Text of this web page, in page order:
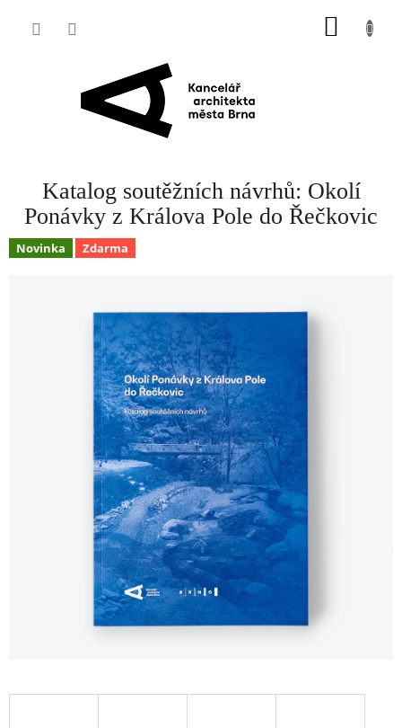
Katalog soutěžních návrhů: Okolí
Ponávky z Králova Pole do Řečkovic
Novinka Zdarma